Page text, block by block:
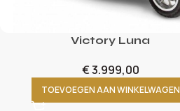
Victory Luna
€3.999,00
TOEVOEGEN AAN WINKELWAGEN